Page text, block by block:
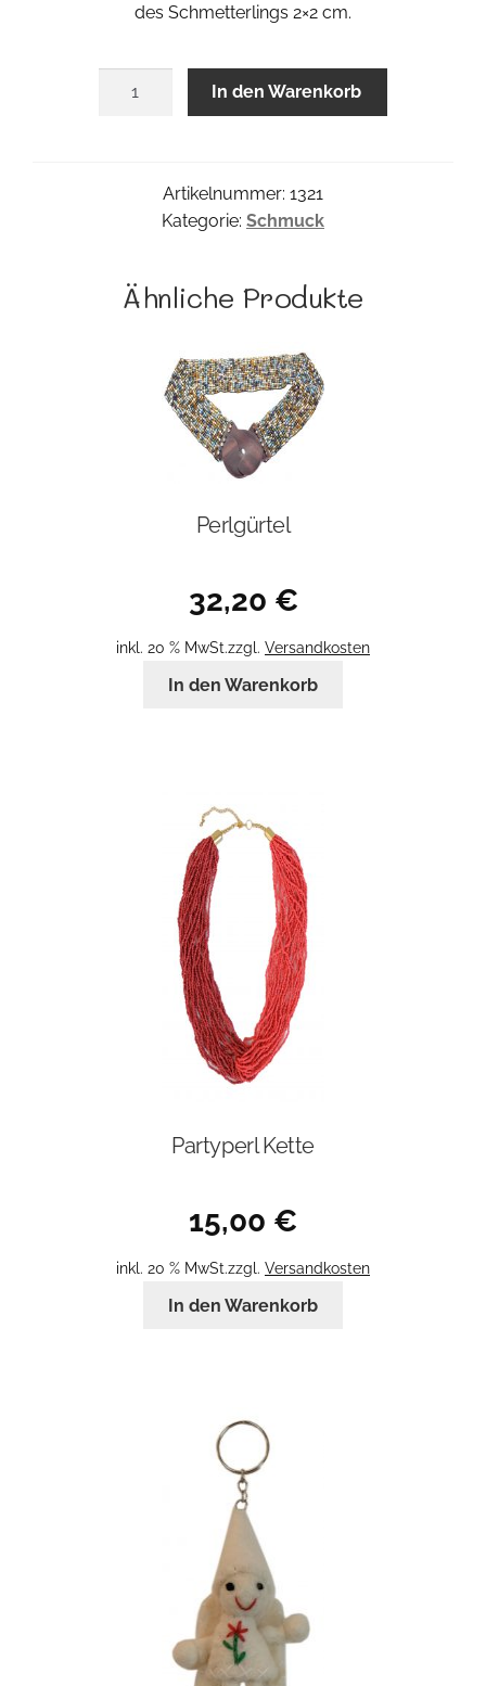
des Schmetterlings 2×2 cm.
In den Warenkorb
Artikelnummer: 1321
Kategorie: Schmuck
Ähnliche Produkte
Perlgürtel
32,20 €
inkl. 20 % MwSt.zzgl. Versandkosten
In den Warenkorb
Partyperl Kette
15,00 €
inkl. 20 % MwSt.zzgl. Versandkosten
In den Warenkorb